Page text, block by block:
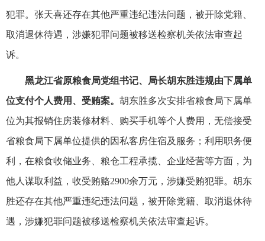
犯罪。张天喜还存在其他严重违纪违法问题，被开除党籍、
取消退休待遇，涉嫌犯罪问题被移送检察机关依法审查起
诉。
黑龙江省原粮食局党组书记、局长胡东胜违规由下属单
位支付个人费用、受贿案。 胡东胜多次安排省粮食局下属单
位为其报销住房装修材料、购买手机等个人费用，无偿接受
省粮食局下属单位提供的因私客房住宿及服务；利用职务便
利，在粮食收储业务、粮仓工程承揽、企业经营等方面，为
他人谋取利益，收受贿赂2900余万元，涉嫌受贿犯罪。胡东
胜还存在其他严重违纪违法问题，被开除党籍、取消退休待
遇，涉嫌犯罪问题被移送检察机关依法审查起诉。